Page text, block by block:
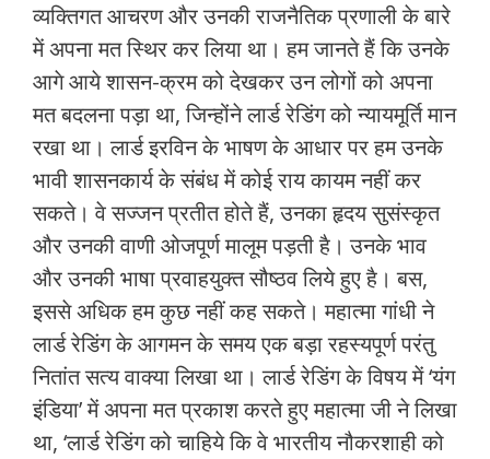
व्‍यक्तिगत आचरण और उनकी राजनैतिक प्रणाली के बारे
में अपना मत स्थिर कर लिया था। हम जानते हैं कि उनके
आगे आये शासन-क्रम को देखकर उन लोगों को अपना
मत बदलना पड़ा था, जिन्‍होंने लार्ड रेडिंग को न्‍यायमूर्ति मान
रखा था। लार्ड इरविन के भाषण के आधार पर हम उनके
भावी शासनकार्य के संबंध में कोई राय कायम नहीं कर
सकते। वे सज्‍जन प्रतीत होते हैं, उनका हृदय सुसंस्‍कृत
और उनकी वाणी ओजपूर्ण मालूम पड़ती है। उनके भाव
और उनकी भाषा प्रवाहयुक्‍त सौष्‍ठव लिये हुए है। बस,
इससे अधिक हम कुछ नहीं कह सकते। महात्‍मा गांधी ने
लार्ड रेडिंग के आगमन के समय एक बड़ा रहस्‍यपूर्ण परंतु
नितांत सत्‍य वाक्‍या लिखा था। लार्ड रेडिंग के विषय में ‘यंग
इंडिया’ में अपना मत प्रकाश करते हुए महात्‍मा जी ने लिखा
था, ‘लार्ड रेडिंग को चाहिये कि वे भारतीय नौकरशाही को